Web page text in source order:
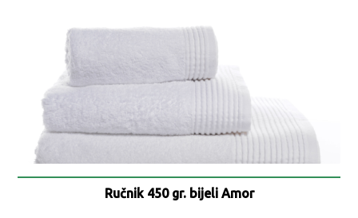
Ručnik 450 gr. bijeli Amor